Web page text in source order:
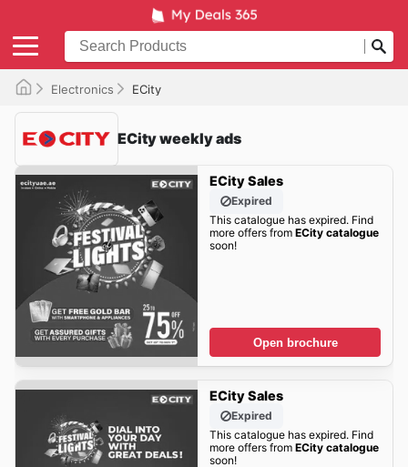
Electronics ECity
ECity weekly ads
ECity Sales
Expired
This catalogue has expired. Find
more offers from ECity catalogue
soon!
Open brochure
ECity Sales
Expired
This catalogue has expired. Find
more offers from ECity catalogue
soon!